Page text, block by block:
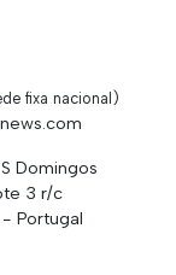
fixa nacional)
Domingos
3 r/c
Portugal